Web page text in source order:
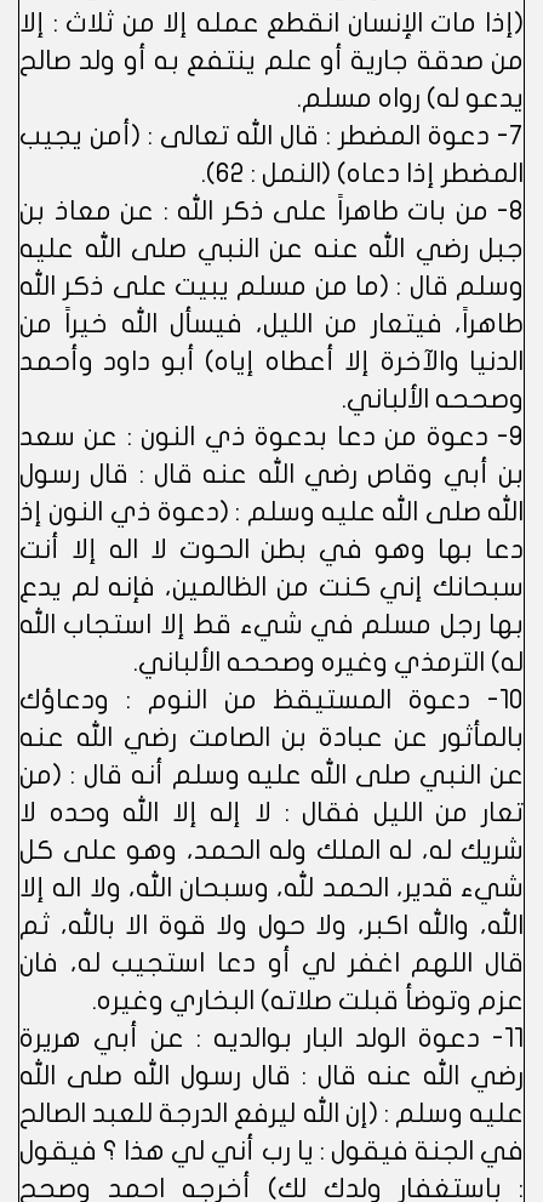
(إذا مات الإنسان انقطع عمله إلا من ثلاث : إلا
من صدقة جارية أو علم ينتفع به أو ولد صالح
يدعو له) رواه مسلم.
7- دعوة المضطر : قال الله تعالى : (أمن يجيب
المضطر إذا دعاه) (النمل : 62).
8- من بات طاهراً على ذكر الله : عن معاذ بن
جبل رضي الله عنه عن النبي صلى الله عليه
وسلم قال : (ما من مسلم يبيت على ذكر الله
طاهراً، فيتعار من الليل، فيسأل الله خيراً من
الدنيا والآخرة إلا أعطاه إياه) أبو داود وأحمد
وصححه الألباني.
9- دعوة من دعا بدعوة ذي النون : عن سعد
بن أبي وقاص رضي الله عنه قال : قال رسول
الله صلى الله عليه وسلم : (دعوة ذي النون إذ
دعا بها وهو في بطن الحوت لا اله إلا أنت
سبحانك إني كنت من الظالمين، فإنه لم يدع
بها رجل مسلم في شيء قط إلا استجاب الله
له) الترمذي وغيره وصححه الألباني.
10- دعوة المستيقظ من النوم : ودعاؤك
بالمأثور عن عبادة بن الصامت رضي الله عنه
عن النبي صلى الله عليه وسلم أنه قال : (من
تعار من الليل فقال : لا إله إلا الله وحده لا
شريك له، له الملك وله الحمد، وهو على كل
شيء قدير، الحمد لله، وسبحان الله، ولا اله إلا
الله، والله اكبر، ولا حول ولا قوة الا بالله، ثم
قال اللهم اغفر لي أو دعا استجيب له، فان
عزم وتوضأ قبلت صلاته) البخاري وغيره.
11- دعوة الولد البار بوالديه : عن أبي هريرة
رضي الله عنه قال : قال رسول الله صلى الله
عليه وسلم : (إن الله ليرفع الدرجة للعبد الصالح
في الجنة فيقول : يا رب أني لي هذا ؟ فيقول
: باستغفار ولدك لك) أخرجه احمد وصحح